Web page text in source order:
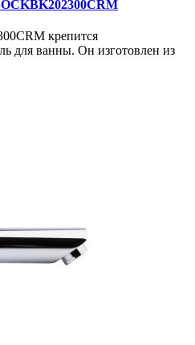
крепится
для ванны. Он изготовлен из